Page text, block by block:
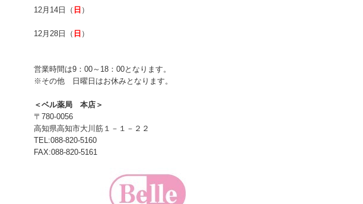
12月14日（ 日 ）
12月28日（ 日 ）
営業時間は9：00～18：00となります。
※その他 日曜日はお休みとなります。
＜ベル薬局 本店＞
〒780-0056
高知県高知市大川筋１－１－２２
TEL:088-820-5160
FAX:088-820-5161